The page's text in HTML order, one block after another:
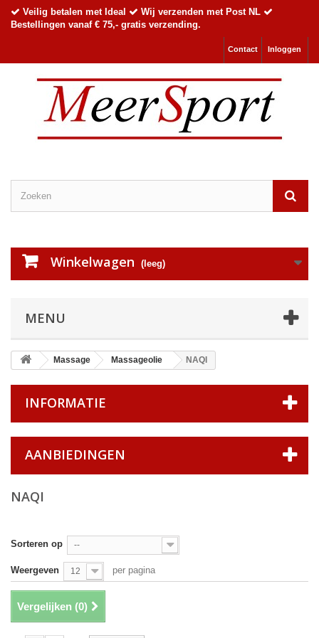
Veilig betalen met Ideal
Wij verzenden met Post NL
Bestellingen vanaf € 75,- gratis verzending.
Inloggen
Contact
Winkelwagen (leeg)
MENU
Massage Massageolie NAQI
INFORMATIE
AANBIEDINGEN
NAQI
Sorteren op --
Weergeven 12 per pagina
Vergelijken (0)